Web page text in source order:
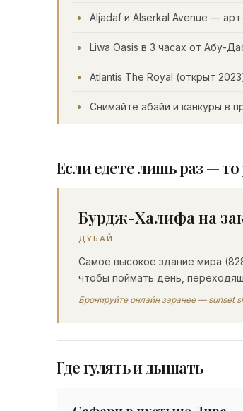
Aljadaf и Alserkal Avenue —
Liwa Oasis в 3 часах от Абу-
Atlantis The Royal (открыт
Снимайте абайи и канкуры в
Если едете лишь раз — то
Бурдж-Халифа на
ДУБАЙ
Самое высокое здание мира
чтобы поймать день,
Бронируйте онлайн заранее — sunset
Где гулять и дышать